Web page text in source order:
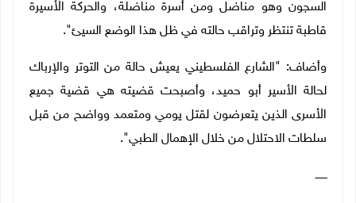
السجون وهو مناضل ومن أسرة مناضلة، والحركة الأسيرة
قاطبة تنتظر وتراقب حالته في ظل هذا الوضع السيئ".
وأضاف: "الشارع الفلسطيني يعيش حالة من التوتر والإرباك
لحالة الأسير أبو حميد، وأصبحت قضيته هي قضية جميع
الأسرى الذين يتعرضون لقتل يومي ومتعمد وواضح من قبل
سلطات الاحتلال من خلال الإهمال الطبي".
ـــــــ